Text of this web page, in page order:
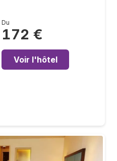
Du
172 €
Voir l'hôtel